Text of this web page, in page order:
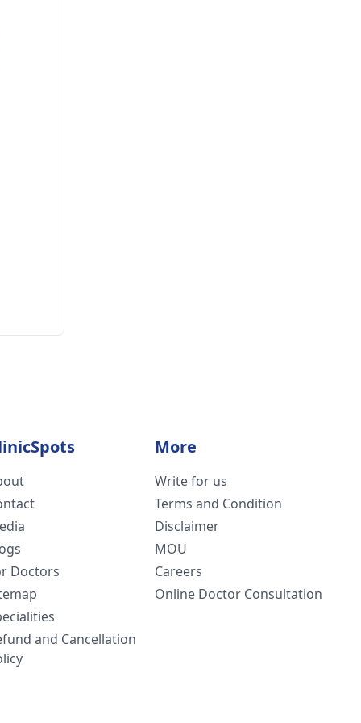
Doctors
and Cancellation
More
Write for us
Terms and Condition
Disclaimer
MOU
Careers
Online Doctor Consultation